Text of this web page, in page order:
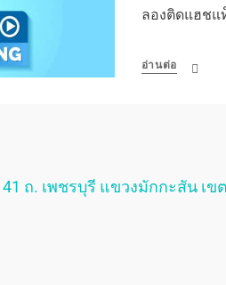
ลองติดแฮชแ
อ่านต่อ
41 ถ. เพชรบุรี แขวงมักกะสัน เ